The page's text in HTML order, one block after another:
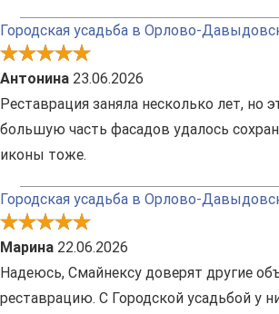
Городская усадьба в Орлово-
Антонина 23.06.2026
Реставрация заняла несколько лет, но
большую часть фасадов удалось
иконы тоже.
Городская усадьба в Орлово-
Марина 22.06.2026
Надеюсь, Смайнексу доверят другие
реставрацию. С Городской усадьбой у